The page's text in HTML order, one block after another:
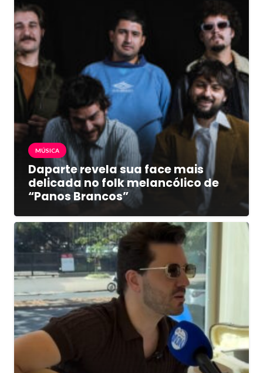
MÚSICA
Daparte revela sua face mais
delicada no folk melancólico de
“Panos Brancos”